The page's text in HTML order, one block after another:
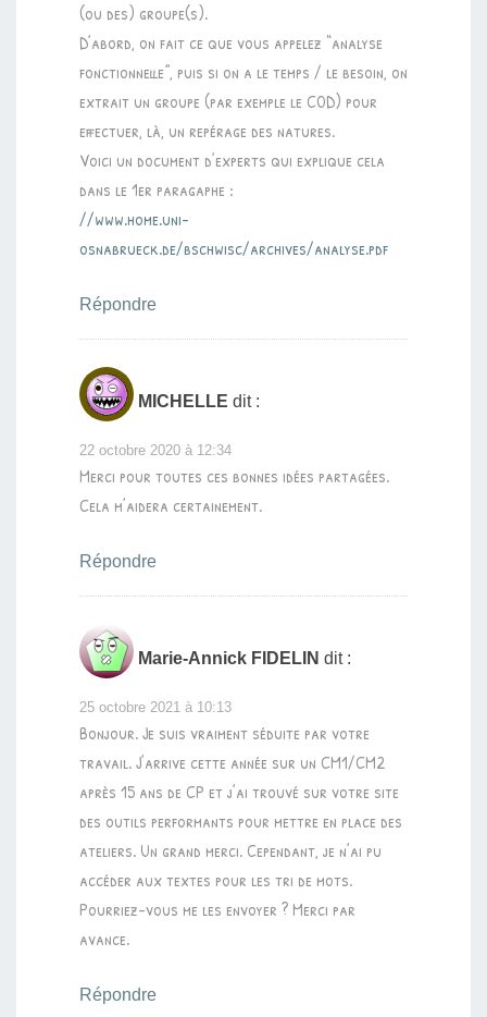
(ou des) groupe(s).
D’abord, on fait ce que vous appelez “analyse
fonctionnelle”, puis si on a le temps / le besoin, on
extrait un groupe (par exemple le COD) pour
effectuer, là, un repérage des natures.
Voici un document d’experts qui explique cela
dans le 1er paragaphe :
//www.home.uni-
osnabrueck.de/bschwisc/archives/analyse.pdf
Répondre
MICHELLE dit :
22 octobre 2020 à 12:34
Merci pour toutes ces bonnes idées partagées.
Cela m’aidera certainement.
Répondre
Marie-Annick FIDELIN dit :
25 octobre 2021 à 10:13
Bonjour. Je suis vraiment séduite par votre
travail. J’arrive cette année sur un CM1/CM2
après 15 ans de CP et j’ai trouvé sur votre site
des outils performants pour mettre en place des
ateliers. Un grand merci. Cependant, je n’ai pu
accéder aux textes pour les tri de mots.
Pourriez-vous me les envoyer ? Merci par
avance.
Répondre